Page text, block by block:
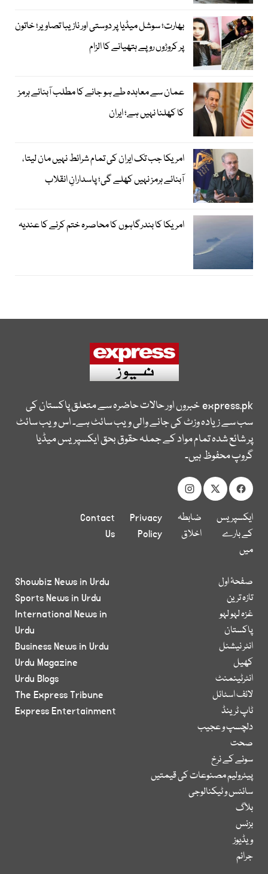
بھارت؛ سوشل میڈیا پر دوستی اور نازیبا تصاویر؛ خاتون
پر کروڑوں روپے ہتھیانے کا الزام
عمان سے معاہدہ طے ہو جانے کا مطلب آبنائے ہرمز
کا کھلنا نہیں ہے؛ ایران
امریکا جب تک ایران کی تمام شرائط نہیں مان لیتا،
آبنائے ہرمز نہیں کھلے گی؛ پاسدارانِ انقلاب
امریکا کا بندرگاہوں کا محاصرہ ختم کرنے کا عندیہ
express.pkخبروں اور حالات حاضرہ سے متعلق پاکستان کی
سب سے زیادہ وزٹ کی جانے والی ویب سائٹ ہے۔ اس ویب سائٹ
پر شائع شدہ تمام مواد کے جملہ حقوق بحق ایکسپریس میڈیا
گروپ محفوظ ہیں۔
ایکسپریس
کے بارے
میں
ضابطہ
اخلاق
Privacy
Policy
Contact
Us
صفحۂ اول
تازہ ترین
غزہ لہو لہو
پاکستان
انٹر نیشنل
کھیل
انٹرٹینمنٹ
لائف اسٹائل
ٹاپ ٹرینڈ
دلچسپ و عجیب
صحت
سونے کے نرخ
پیٹرولیم مصنوعات کی قیمتیں
سائنس و ٹیکنالوجی
بلاگ
بزنس
ویڈیوز
جرائم
Showbiz News in Urdu
Sports News in Urdu
International News in
Urdu
Business News in Urdu
Urdu Magazine
Urdu Blogs
The Express Tribune
Express Entertainment